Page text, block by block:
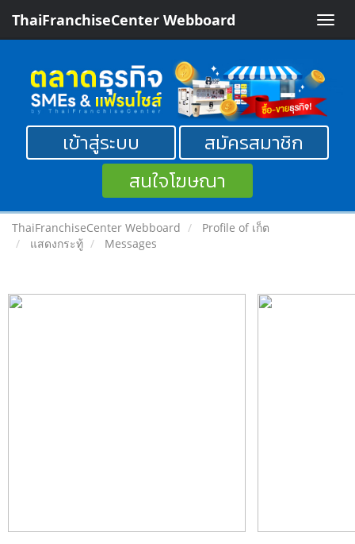
Toggle
ThaiFranchiseCenter Webboard
เข้าสู่ระบบ
สมัครสมาชิก
สนใจโฆษณา
ThaiFranchiseCenter Webboard
Profile of เก็ต
แสดงกระทู้
Messages